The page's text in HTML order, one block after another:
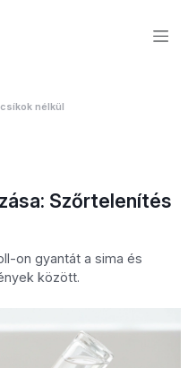
nélkül
Szőrtelenítés
on gyantát a sima és
között.